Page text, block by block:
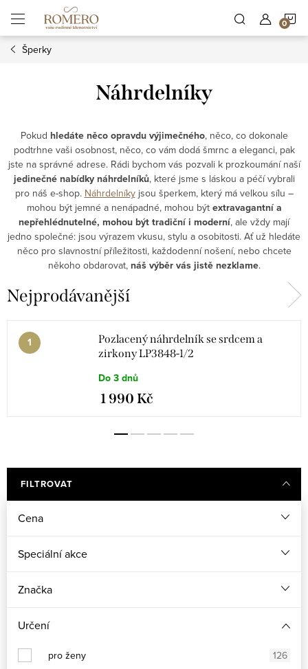
obsah
Šperky
Náhrdelníky
Pokud hledáte něco opravdu výjimečného, něco, co dokonale
podtrhne vaši osobnost, něco, co vám dodá šmrnc a eleganci, pak
jste na správné adrese. Rádi bychom vás pozvali k prozkoumání naší
jedinečné nabídky náhrdelníků, které jsme s láskou a péčí vybrali
pro náš e-shop. Náhrdelníkyjsou šperkem, který má velkou sílu –
mohou být jemné a nenápadné, mohou být extravagantní a
nepřehlédnutelné, mohou být tradiční i moderní, ale vždy mají
jedno společné: jsou výrazem vkusu, stylu a osobitosti. Ať už hledáte
něco pro slavnostní příležitosti, každodenní nošení, nebo chcete
někoho obdarovat, náš výběr vás jistě nezklame.
Nejprodávanější
Pozlacený náhrdelník se srdcem a
zirkony LP3848-1/2
Do 3 dnů
1 990 Kč
FILTROVAT
Cena
Speciální akce
Značka
Určení
pro ženy
126